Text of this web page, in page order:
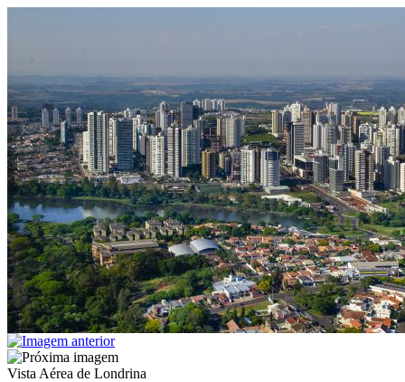
Vista Aérea de Londrina